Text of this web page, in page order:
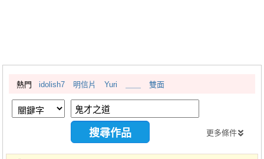
繪圖藝廊
交流中心
攤位轉讓區
會員中心
熱門 idolish7 明信片 Yuri 雙面
更多條件